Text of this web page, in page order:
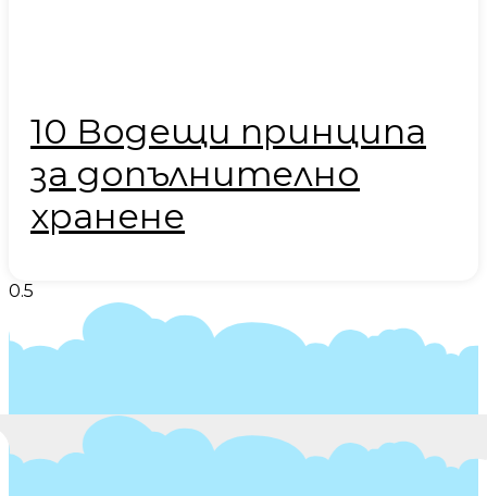
10 Водещи принципа
за допълнително
хранене